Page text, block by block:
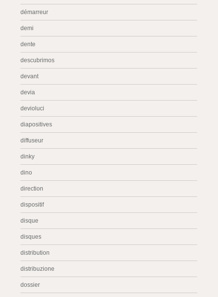
démarreur
demi
dente
descubrimos
devant
devia
devioluci
diapositives
diffuseur
dinky
dino
direction
dispositif
disque
disques
distribution
distribuzione
dossier